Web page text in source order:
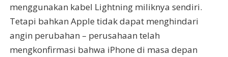
menggunakan kabel Lightning miliknya sendiri.
Tetapi bahkan Apple tidak dapat menghindari
angin perubahan – perusahaan telah
mengkonfirmasi bahwa iPhone di masa depan